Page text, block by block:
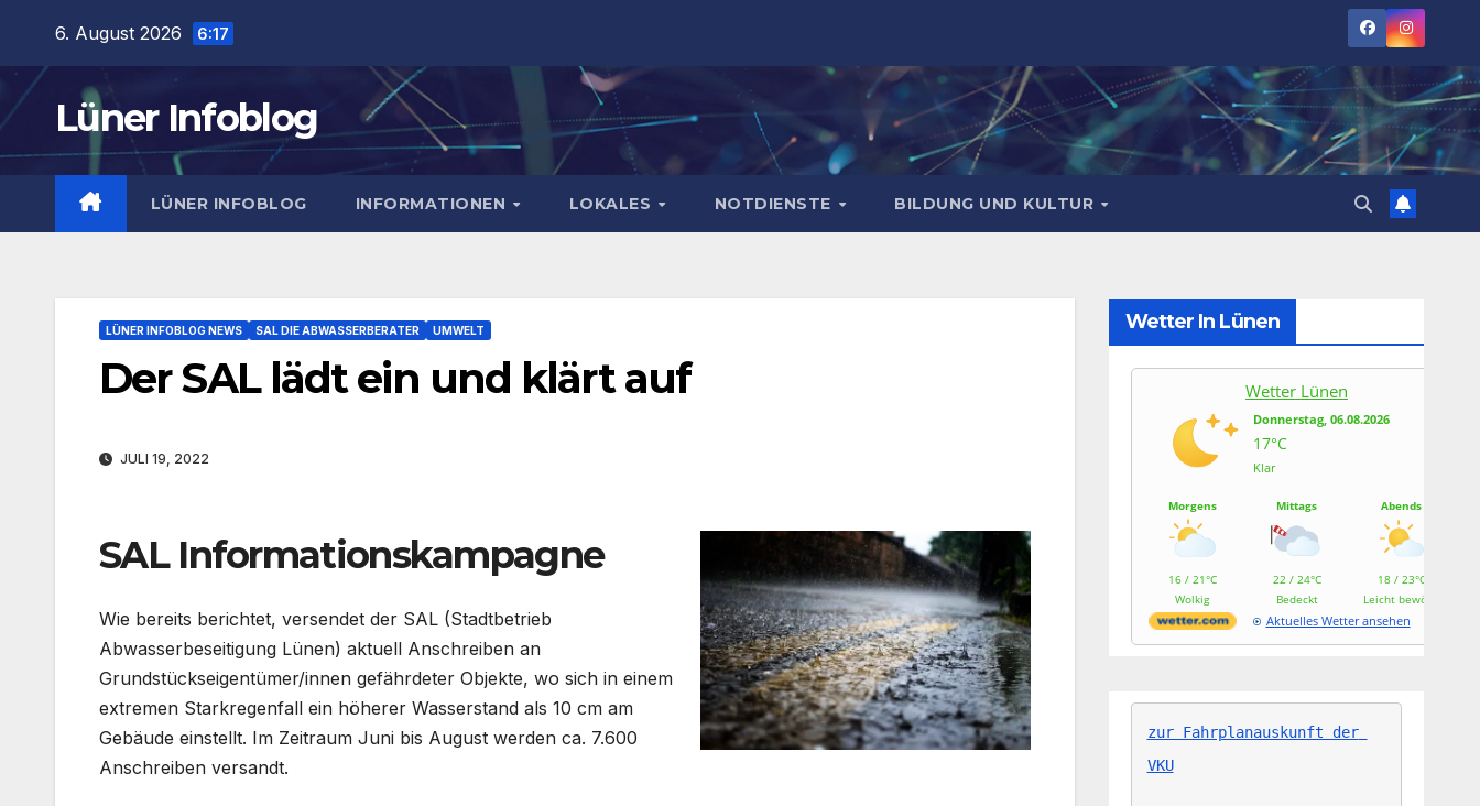
springen
6. August 2026 6:17
Lüner Infoblog
LÜNER INFOBLOG INFORMATIONEN LOKALES NOTDIENSTE BILDUNG UND KULTUR
LÜNER INFOBLOG NEWS SAL DIE ABWASSERBERATER UMWELT
Der SAL lädt ein und klärt auf
JULI 19, 2022
SAL Informationskampagne
Wie bereits berichtet, versendet der SAL (Stadtbetrieb
Abwasserbeseitigung Lünen) aktuell Anschreiben an
Grundstückseigentümer/innen gefährdeter Objekte, wo sich in einem
extremen Starkregenfall ein höherer Wasserstand als 10 cm am
Gebäude einstellt. Im Zeitraum Juni bis August werden ca. 7.600
Anschreiben versandt.
Wetter In Lünen
Wetter Lünen
Donnerstag, 06.08.2026
17°C
Klar
Morgens
16 / 21°C
Wolkig
Mittags
22 / 24°C
Bedeckt
Abends
18 / 23°C
Leicht bewölkt
Aktuelles Wetter ansehen
zur Fahrplanauskunft der
VKU